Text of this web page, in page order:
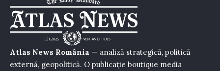
Atlas News România — analiză strategică, politică
externă, geopolitică. O publicație boutique media